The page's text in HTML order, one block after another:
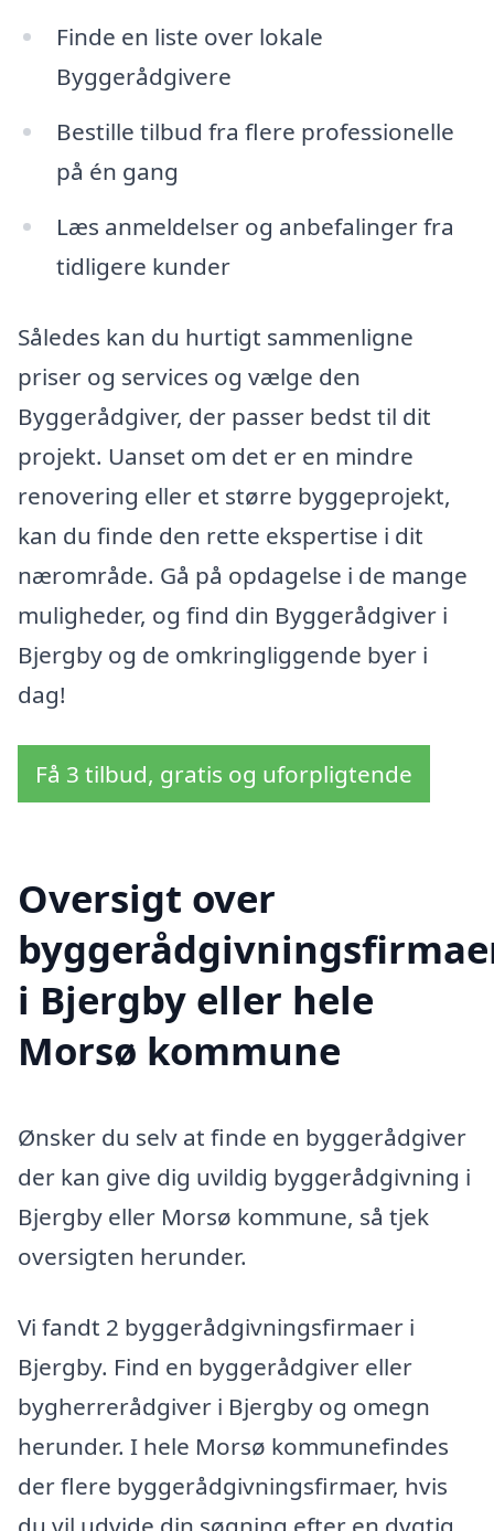
Finde en liste over lokale
Byggerådgivere
Bestille tilbud fra flere professionelle
på én gang
Læs anmeldelser og anbefalinger fra
tidligere kunder
Således kan du hurtigt sammenligne
priser og services og vælge den
Byggerådgiver, der passer bedst til dit
projekt. Uanset om det er en mindre
renovering eller et større byggeprojekt,
kan du finde den rette ekspertise i dit
nærområde. Gå på opdagelse i de mange
muligheder, og find din Byggerådgiver i
Bjergby og de omkringliggende byer i
dag!
Få 3 tilbud, gratis og uforpligtende
Oversigt over
i Bjergby eller hele
Morsø kommune
Ønsker du selv at finde en byggerådgiver
der kan give dig uvildig byggerådgivning i
Bjergby eller Morsø kommune, så tjek
oversigten herunder.
Vi fandt 2 byggerådgivningsfirmaer i
Bjergby. Find en byggerådgiver eller
bygherrerådgiver i Bjergby og omegn
herunder. I hele Morsø kommunefindes
der flere byggerådgivningsfirmaer, hvis